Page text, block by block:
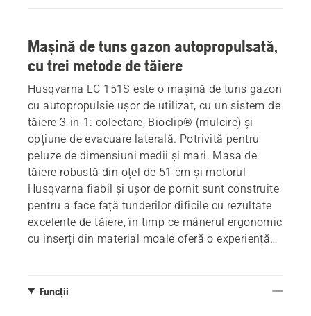
Mașină de tuns gazon autopropulsată,
cu trei metode de tăiere
Husqvarna LC 151S este o mașină de tuns gazon
cu autopropulsie ușor de utilizat, cu un sistem de
tăiere 3-in-1: colectare, Bioclip® (mulcire) și
opțiune de evacuare laterală. Potrivită pentru
peluze de dimensiuni medii și mari. Masa de
tăiere robustă din oțel de 51 cm și motorul
Husqvarna fiabil și ușor de pornit sunt construite
pentru a face față tunderilor dificile cu rezultate
excelente de tăiere, în timp ce mânerul ergonomic
cu inserți din material moale oferă o experiență
Funcții